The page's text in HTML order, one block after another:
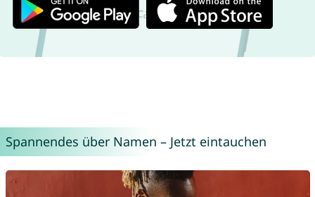
Spannendes über Namen – Jetzt eintauchen